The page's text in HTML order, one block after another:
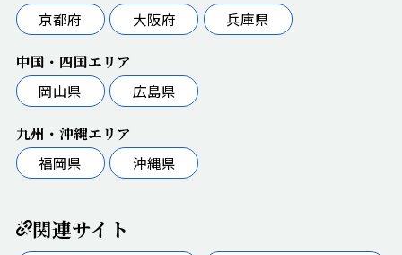
京都府
大阪府 兵庫県
中国・四国エリア
岡山県
広島県
九州・沖縄エリア
福岡県
沖縄県
関連サイト